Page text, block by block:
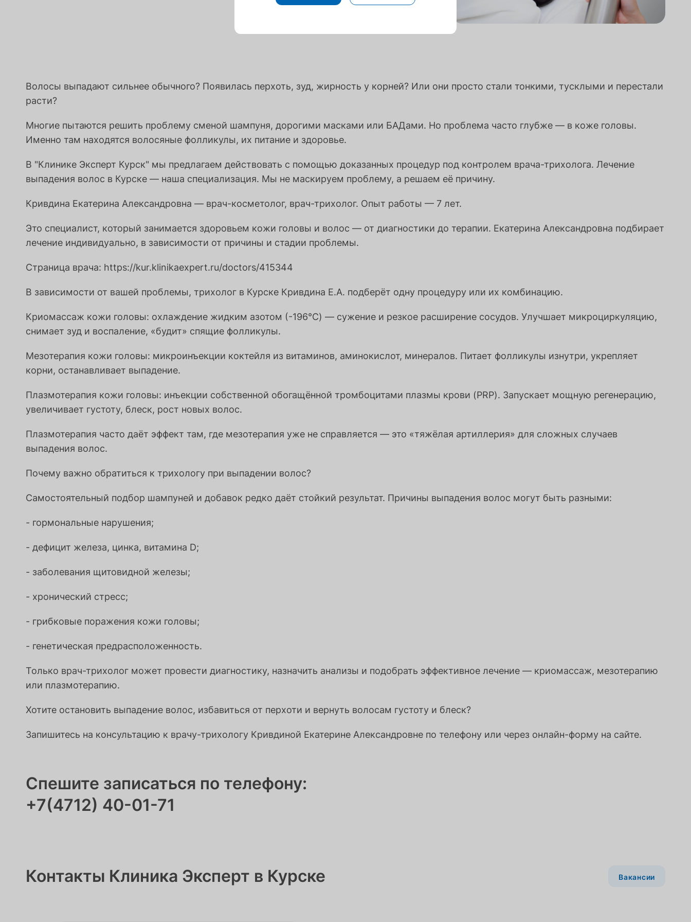
Волосы выпадают сильнее обычного? Появилась перхоть, зуд, жирность у корней? Или они просто стали тонкими, тусклыми и перестали
расти?
Многие пытаются решить проблему сменой шампуня, дорогими масками или БАДами. Но проблема часто глубже — в коже головы.
Именно там находятся волосяные фолликулы, их питание и здоровье.
В "Клинике Эксперт Курск" мы предлагаем действовать с помощью доказанных процедур под контролем врача-трихолога. Лечение
выпадения волос в Курске — наша специализация. Мы не маскируем проблему, а решаем её причину.
Кривдина Екатерина Александровна — врач-косметолог, врач-трихолог. Опыт работы — 7 лет.
Это специалист, который занимается здоровьем кожи головы и волос — от диагностики до терапии. Екатерина Александровна подбирает
лечение индивидуально, в зависимости от причины и стадии проблемы.
Страница врача: https://kur.klinikaexpert.ru/doctors/415344
В зависимости от вашей проблемы, трихолог в Курске Кривдина Е.А. подберёт одну процедуру или их комбинацию.
Криомассаж кожи головы: охлаждение жидким азотом (-196°C) — сужение и резкое расширение сосудов. Улучшает микроциркуляцию,
снимает зуд и воспаление, «будит» спящие фолликулы.
Мезотерапия кожи головы: микроинъекции коктейля из витаминов, аминокислот, минералов. Питает фолликулы изнутри, укрепляет
корни, останавливает выпадение.
Плазмотерапия кожи головы: инъекции собственной обогащённой тромбоцитами плазмы крови (PRP). Запускает мощную регенерацию,
увеличивает густоту, блеск, рост новых волос.
Плазмотерапия часто даёт эффект там, где мезотерапия уже не справляется — это «тяжёлая артиллерия» для сложных случаев
выпадения волос.
Почему важно обратиться к трихологу при выпадении волос?
Самостоятельный подбор шампуней и добавок редко даёт стойкий результат. Причины выпадения волос могут быть разными:
- гормональные нарушения;
- дефицит железа, цинка, витамина D;
- заболевания щитовидной железы;
- хронический стресс;
- грибковые поражения кожи головы;
- генетическая предрасположенность.
Только врач-трихолог может провести диагностику, назначить анализы и подобрать эффективное лечение — криомассаж, мезотерапию
или плазмотерапию.
Хотите остановить выпадение волос, избавиться от перхоти и вернуть волосам густоту и блеск?
Запишитесь на консультацию к врачу-трихологу Кривдиной Екатерине Александровне по телефону или через онлайн-форму на сайте.
Спешите записаться по телефону:
+7(4712) 40-01-71
Контакты Клиника Эксперт в Курске Вакансии